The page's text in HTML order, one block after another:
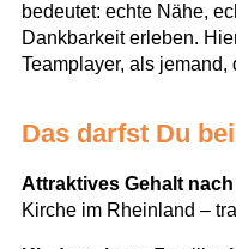
bedeutet: echte Nähe,
Dankbarkeit erleben.
Teamplayer, als jemand,
Das darfst Du
Attraktives Gehalt
Kirche im Rheinland –